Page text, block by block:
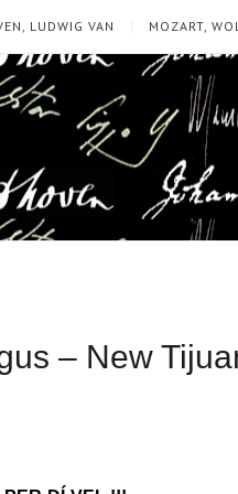
LUDWIG VAN MOZART,
– New